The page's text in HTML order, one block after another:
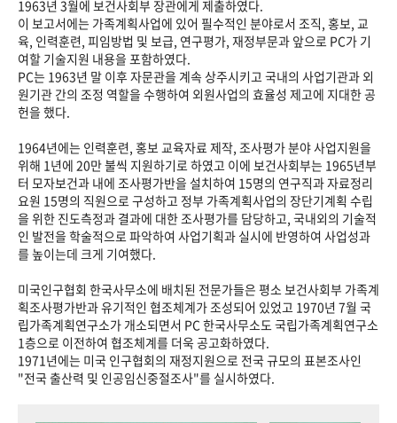
1963년 3월에 보건사회부 장관에게 제출하였다.
이 보고서에는 가족계획사업에 있어 필수적인 분야로서 조직, 홍보, 교
육, 인력훈련, 피임방법 및 보급, 연구평가, 재정부문과 앞으로 PC가 기
여할 기술지원 내용을 포함하였다.
PC는 1963년 말 이후 자문관을 계속 상주시키고 국내의 사업기관과 외
원기관 간의 조정 역할을 수행하여 외원사업의 효율성 제고에 지대한 공
헌을 했다.
1964년에는 인력훈련, 홍보 교육자료 제작, 조사평가 분야 사업지원을
위해 1년에 20만 불씩 지원하기로 하였고 이에 보건사회부는 1965년부
터 모자보건과 내에 조사평가반을 설치하여 15명의 연구직과 자료정리
요원 15명의 직원으로 구성하고 정부 가족계획사업의 장단기계획 수립
을 위한 진도측정과 결과에 대한 조사평가를 담당하고, 국내외의 기술적
인 발전을 학술적으로 파악하여 사업기획과 실시에 반영하여 사업성과
를 높이는데 크게 기여했다.
미국인구협회 한국사무소에 배치된 전문가들은 평소 보건사회부 가족계
획조사평가반과 유기적인 협조체계가 조성되어 있었고 1970년 7월 국
립가족계획연구소가 개소되면서 PC 한국사무소도 국립가족계획연구소
1층으로 이전하여 협조체계를 더욱 공고화하였다.
1971년에는 미국 인구협회의 재정지원으로 전국 규모의 표본조사인
"전국 출산력 및 인공임신중절조사"를 실시하였다.